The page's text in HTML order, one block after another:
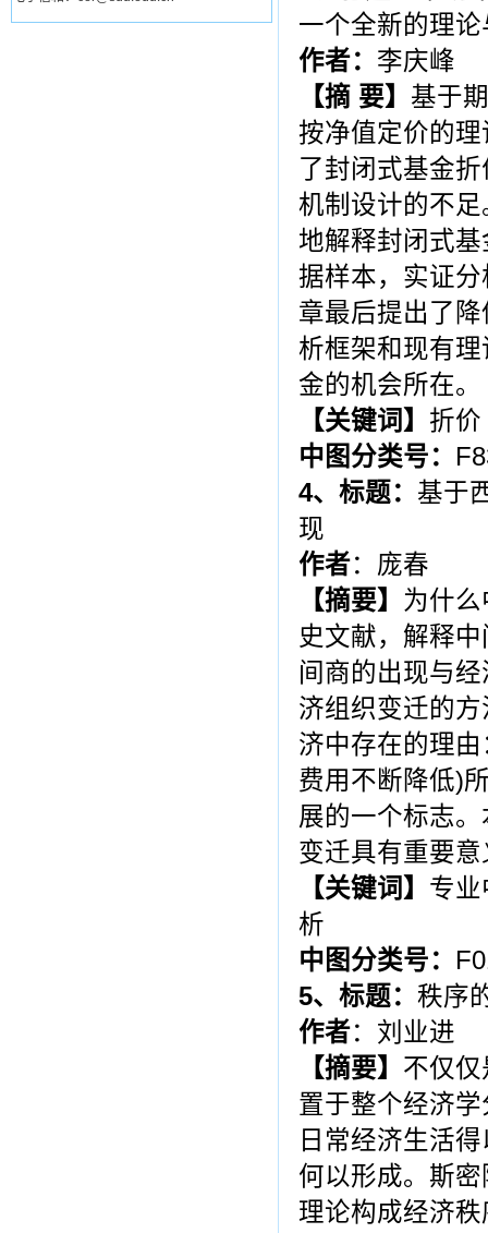
一个全新的理
作者： 李庆峰
【摘 要】 基于
按净值定价的
了封闭式基金
机制设计的不
地解释封闭式
据样本，实证
章最后提出了
析框架和现有
金的机会所在。
【关键词】 折
中图分类号：
4、标题： 基于
现
作者：庞春
【摘要】 为什
史文献，解释
间商的出现与
济组织变迁的
济中存在的理
费用不断降低)
展的一个标志
变迁具有重要意
【关键词】 专
析
中图分类号：
5、标题： 秩序
作者：刘业进
【摘要】 不仅仅
置于整个经济
日常经济生活
何以形成。斯
理论构成经济